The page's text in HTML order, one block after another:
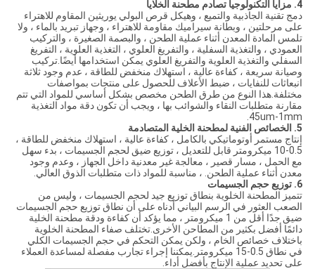
4. مزايا التكنولوجيا
تصادم مطحنة الخلايا
دمج تقنية الجاذبية والتميع ، وهيكل قرص البولي يوريثين المقاوم للاهتراء
على مرحلتين ، وبطانة سيراميك مقاومة للاهتراء ، وجهاز تبريد بالماء ، ولا
تلمس المادة المعدن أثناء عملية الطحن ، والبصمة الصغيرة ، والتركيب
العمودي ، والتغذية السفلية ، والتفريغ العلوي ، التغذية العلوية ، التفريغ
السفلي والتغذية العلوية والتفريغ العلوي يمكن استخدامها أيضًا.تركيب
وصيانة سريعة ، كفاءة عالية ، استهلاك منخفض للطاقة ، عدم وجود ثلاثة
انبعاثات للنفايات ، ضبط الأعلاف للحصول على منتجات بمواصفات
مختلفة.هذا النوع من طرق الطحن مخصص بشكل أساسي للمواد التي تتم
مقارنة متطلبات النقاء والشوائب بها ، ويجب أن تكون دقة مواد التغذية
45um-1mm.
5. الخصائص الفنية لمطحنة الخلية المتصادمة
إنتاج مستمر أوتوماتيكي بالكامل ، كفاءة عالية ، استهلاك منخفض للطاقة ،
0.5-10 ميكرومتر قابل للتعديل ، توزيع ضيق لحجم الجسيمات ، بدء سهل
مع الحمل ، مسار قصير ، معالجة غير معدنية داخل الجهاز ، وعدم وجود
معدن أثناء عملية الطحن. ، مناسبة للمواد ذات متطلبات الذوق العالي.
6. توزيع حجم الجسيمات
تتميز المطحنة الخلوية بنطاق توزيع جيد لحجم الجسيمات ، وليس من
الصعب العثور في الرسم البياني أدناه على أن نطاق توزيع حجم الجسيمات
ضيق جدًا أقل من 1 ميكرومتر ، مما يؤكد أن كفاءة ودقة مطحنة الخلية
دائمًا أفضل بكثير من المطاحن الأخرى.تختلف صفاء المطحنة الخلوية
باختلاف خصائص الخام ، ولكن يمكن التحكم في حجم الجسيمات الكلي
في نطاق 0.5-15 ميكرومتر.يمكننا إجراء تجارب مفصلة لمساعدة العملاء
على تحديد عملية الإنتاج بأفضل أداء.